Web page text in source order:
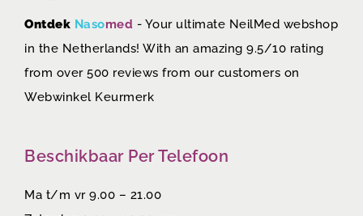
Ontdek Nasomed - Your ultimate NeilMed webshop
in the Netherlands! With an amazing 9.5/10 rating
from over 500 reviews from our customers on
Webwinkel Keurmerk
Beschikbaar Per Telefoon
Ma t/m vr 9.00 – 21.00